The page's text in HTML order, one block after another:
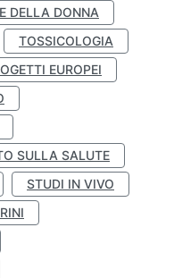
DELLA DONNA
TOSSICOLOGIA
EUROPEI
SULLA SALUTE
STUDI IN VIVO